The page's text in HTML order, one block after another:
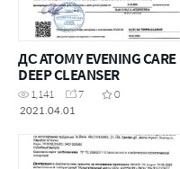
ДС ATOMY EVENING CARE
DEEP CLEANSER
1,141 7
0
2021.04.01